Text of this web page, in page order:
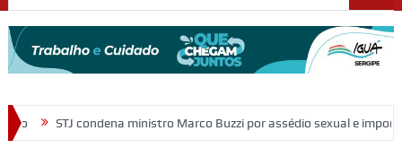
Marco Buzzi por assédio sexual e importunação Moradores